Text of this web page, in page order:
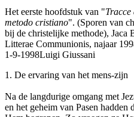
Het eerste hoofdstuk van "Tracce
metodo cristiano". (Sporen van
bij de christelijke methode), Jaca
Litterae Communionis, najaar
1-9-1998Luigi Giussani
1. De ervaring van het mens-zijn
Na de langdurige omgang met
en het geheim van Pasen